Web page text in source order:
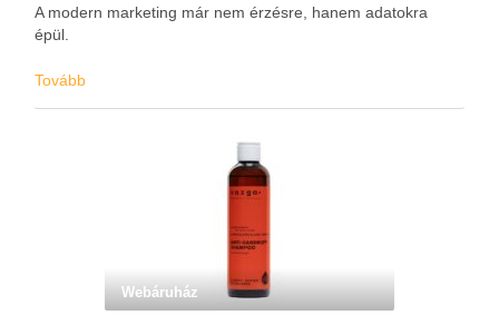
A modern marketing már nem érzésre, hanem adatokra
épül.
Tovább
Webáruház